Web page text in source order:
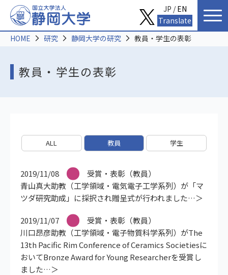
教員・学生の表彰
HOME 研究 静岡大学の研究 教員・学生の表彰
ALL 教員 学生
2019/11/08
受賞・表彰（教員）
青山真大助教（工学領域・電気電子工学系列）が「マ
ツダ研究助成」に採択され贈呈式が行われました
2019/11/07
受賞・表彰（教員）
川口昂彦助教（工学領域・電子物質科学系列）がThe
13th Pacific Rim Conference of Ceramics Societiesに
おいてBronze Award for Young Researcherを受賞し
ました
JP /EN
Translate